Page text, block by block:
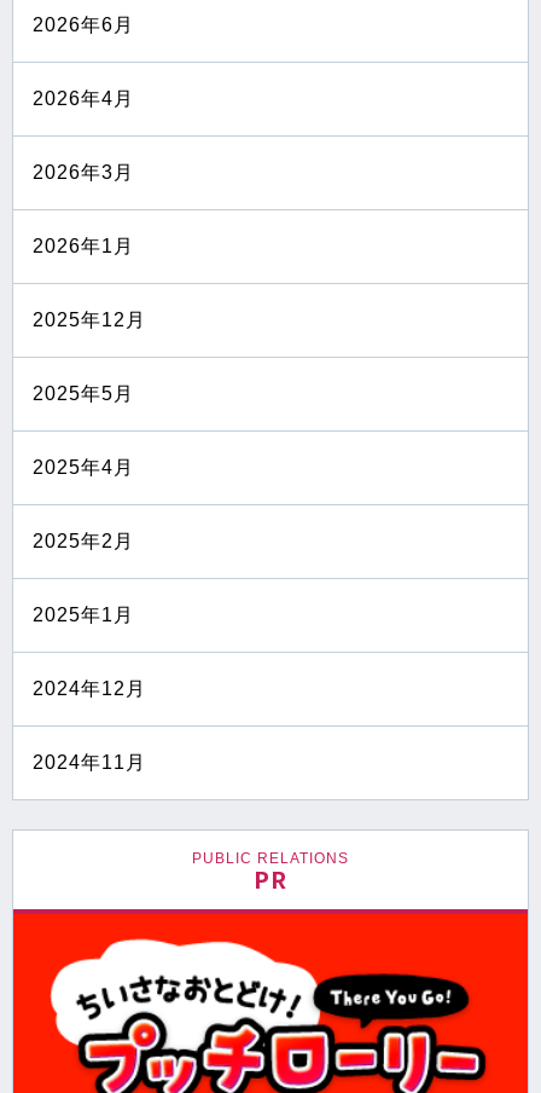
2026年6月
2026年4月
2026年3月
2026年1月
2025年12月
2025年5月
2025年4月
2025年2月
2025年1月
2024年12月
2024年11月
PUBLIC RELATIONS
PR